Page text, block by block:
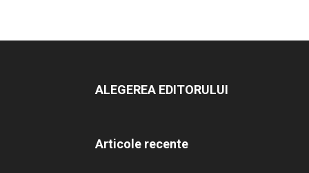
ALEGEREA EDITORULUI
Articole recente